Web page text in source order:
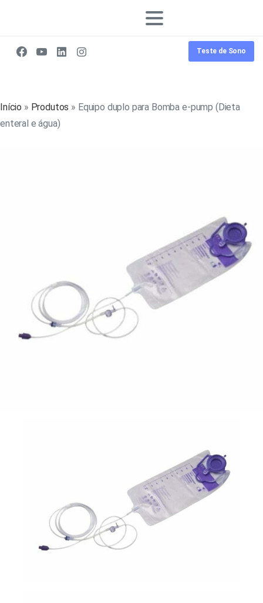
Teste de Sono
Início » Produtos » Equipo duplo para Bomba e-pump (Dieta
enteral e água)